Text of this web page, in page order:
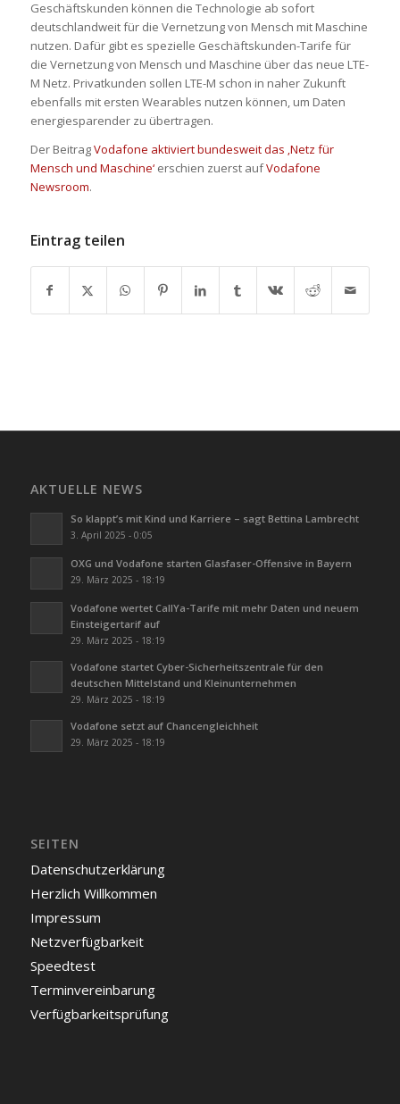
Geschäftskunden können die Technologie ab sofort
deutschlandweit für die Vernetzung von Mensch mit Maschine
nutzen. Dafür gibt es spezielle Geschäftskunden-Tarife für
die Vernetzung von Mensch und Maschine über das neue LTE-
M Netz. Privatkunden sollen LTE-M schon in naher Zukunft
ebenfalls mit ersten Wearables nutzen können, um Daten
energiesparender zu übertragen.
Der BeitragVodafone aktiviert bundesweit das ‚Netz für
Mensch und Maschine‘erschien zuerst aufVodafone
Newsroom.
Eintrag teilen
AKTUELLE NEWS
So klappt’s mit Kind und Karriere – sagt Bettina Lambrecht
3. April 2025 - 0:05
OXG und Vodafone starten Glasfaser-Offensive in Bayern
29. März 2025 - 18:19
Vodafone wertet CallYa-Tarife mit mehr Daten und neuem
Einsteigertarif auf
29. März 2025 - 18:19
Vodafone startet Cyber-Sicherheitszentrale für den
deutschen Mittelstand und Kleinunternehmen
29. März 2025 - 18:19
Vodafone setzt auf Chancengleichheit
29. März 2025 - 18:19
SEITEN
Datenschutzerklärung
Herzlich Willkommen
Impressum
Netzverfügbarkeit
Speedtest
Terminvereinbarung
Verfügbarkeitsprüfung